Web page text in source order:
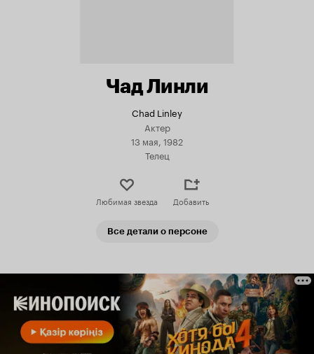
Чад Линли
Chad Linley
Актер
13 мая, 1982
Телец
Любимая звезда Добавить
Все детали о персоне